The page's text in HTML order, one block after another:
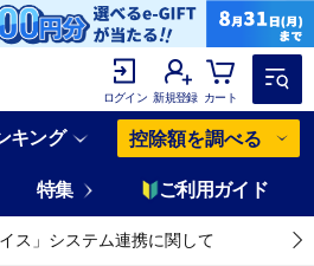
ログイン 新規登録 カート
キング 控除額を調べる
特集 ご利用ガイド
ス」システム連携に関して